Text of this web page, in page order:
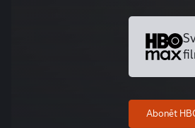
Abonēt